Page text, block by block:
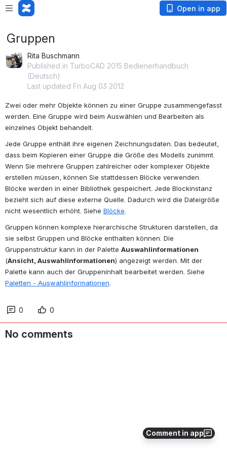
Open in app
Comment in app
Gruppen
Rita Buschmann
Published in TurboCAD 2015 Bedienerhandbuch
(Deutsch)
Last updated Fri Aug 03 2012
Zwei oder mehr Objekte können zu einer Gruppe zusammengefasst
werden. Eine Gruppe wird beim Auswählen und Bearbeiten als
einzelnes Objekt behandelt.
Jede Gruppe enthält ihre eigenen Zeichnungsdaten. Das bedeutet,
dass beim Kopieren einer Gruppe die Größe des Modells zunimmt.
Wenn Sie mehrere Gruppen zahlreicher oder komplexer Objekte
erstellen müssen, können Sie stattdessen Blöcke verwenden.
Blöcke werden in einer Bibliothek gespeichert. Jede Blockinstanz
bezieht sich auf diese externe Quelle. Dadurch wird die Dateigröße
nicht wesentlich erhöht. Siehe Blöcke
Gruppen können komplexe hierarchische Strukturen darstellen, da
sie selbst Gruppen und Blöcke enthalten können. Die
Gruppenstruktur kann in der Palette Auswahlinformationen
(Ansicht, Auswahlinformationen) angezeigt werden. Mit der
Paletten - Auswahlinformationen
0 0
No comments